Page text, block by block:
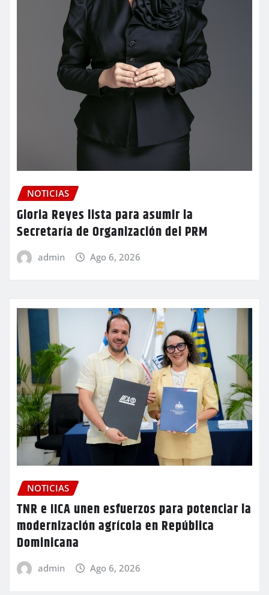
NOTICIAS
Gloria Reyes lista para asumir la
Secretaría de Organización del PRM
admin Ago 6, 2026
NOTICIAS
TNR e IICA unen esfuerzos para potenciar la
modernización agrícola en República
Dominicana
admin Ago 6, 2026